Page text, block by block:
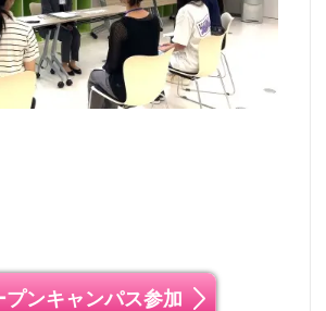
プンキャンパス参加